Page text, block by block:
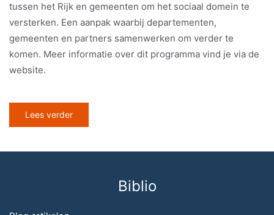
tussen het Rijk en gemeenten om het sociaal domein te
versterken. Een aanpak waarbij departementen,
gemeenten en partners samenwerken om verder te
komen. Meer informatie over dit programma vind je via de
website.
Lees verder
Biblio